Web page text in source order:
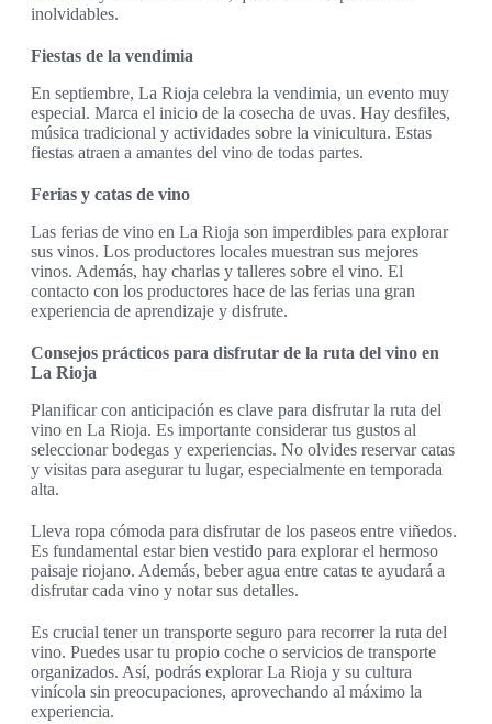
inolvidables.
Fiestas de la vendimia
En septiembre, La Rioja celebra la vendimia, un evento muy
especial. Marca el inicio de la cosecha de uvas. Hay desfiles,
música tradicional y actividades sobre la vinicultura. Estas
fiestas atraen a amantes del vino de todas partes.
Ferias y catas de vino
Las ferias de vino en La Rioja son imperdibles para explorar
sus vinos. Los productores locales muestran sus mejores
vinos. Además, hay charlas y talleres sobre el vino. El
contacto con los productores hace de las ferias una gran
experiencia de aprendizaje y disfrute.
Consejos prácticos para disfrutar de la ruta del vino en
La Rioja
Planificar con anticipación es clave para disfrutar la ruta del
vino en La Rioja. Es importante considerar tus gustos al
seleccionar bodegas y experiencias. No olvides reservar catas
y visitas para asegurar tu lugar, especialmente en temporada
alta.
Lleva ropa cómoda para disfrutar de los paseos entre viñedos.
Es fundamental estar bien vestido para explorar el hermoso
paisaje riojano. Además, beber agua entre catas te ayudará a
disfrutar cada vino y notar sus detalles.
Es crucial tener un transporte seguro para recorrer la ruta del
vino. Puedes usar tu propio coche o servicios de transporte
organizados. Así, podrás explorar La Rioja y su cultura
vinícola sin preocupaciones, aprovechando al máximo la
experiencia.